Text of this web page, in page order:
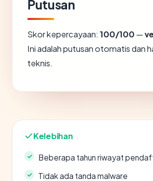
Putusan
Skor kepercayaan: 100/100 —
Ini adalah putusan otomatis dan
teknis.
Kelebihan
Beberapa tahun riwayat
Tidak ada tanda malware